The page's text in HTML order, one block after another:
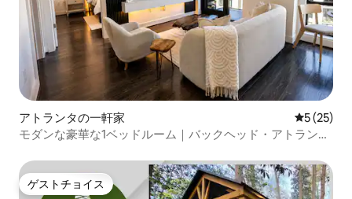
アトランタの一軒家 レビュー
5 (25)
モダンな豪華な1ベッドルーム｜バックヘッド・アトランタ
ゲストチョイス
ゲストチョイス